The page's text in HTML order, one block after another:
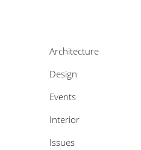
Architecture
Design
Events
Interior
Issues